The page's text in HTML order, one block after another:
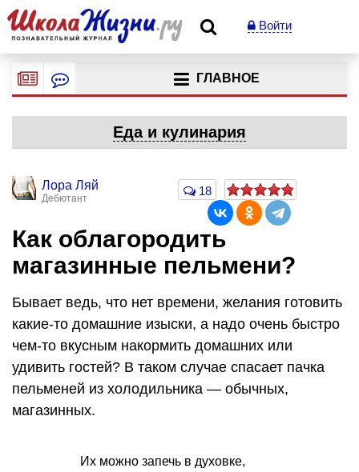
Войти
ГЛАВНОЕ
Еда и кулинария
Лора Ляй
Дебютант
18
Как облагородить
магазинные пельмени?
Бывает ведь, что нет времени, желания готовить
какие-то домашние изыски, а надо очень быстро
чем-то вкусным накормить домашних или
удивить гостей? В таком случае спасает пачка
пельменей из холодильника — обычных,
магазинных.
Их можно запечь в духовке,